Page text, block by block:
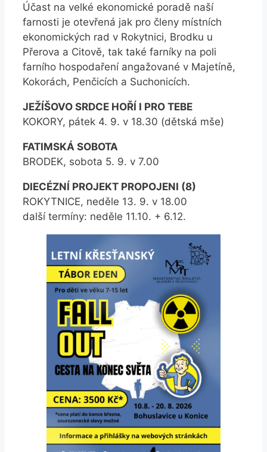
Účast na velké ekonomické poradě naší
farnosti je otevřená jak pro členy místních
ekonomických rad v Rokytnici, Brodku u
Přerova a Citově, tak také farníky na poli
farního hospodaření angažované v Majetíně,
Kokorách, Penčicích a Suchonicích.
JEŽÍŠOVO SRDCE HOŘÍ I PRO TEBE
KOKORY, pátek 4. 9. v 18.30 (dětská mše)
FATIMSKÁ SOBOTA
BRODEK, sobota 5. 9. v 7.00
DIECÉZNÍ PROJEKT PROPOJENI (8)
ROKYTNICE, neděle 13. 9. v 18.00
další termíny: neděle 11.10. + 6.12.